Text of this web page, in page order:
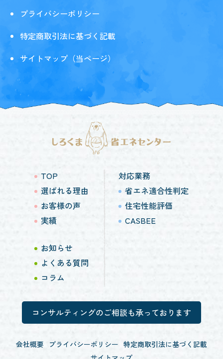
プライバシーポリシー
特定商取引法に基づく記載
サイトマップ（当ページ）
TOP
選ばれる理由
お客様の声
実績
お知らせ
よくある質問
コラム
対応業務
省エネ適合性判定
住宅性能評価
CASBEE
コンサルティングのご相談も承っております
会社概要 プライバシーポリシー 特定商取引法に基づく記載